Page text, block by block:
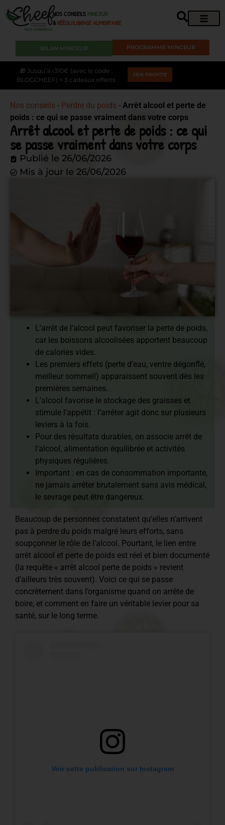
NOS CONSEILS MINCEUR
&RÉÉQUILIBRAGE ALIMENTAIRE
PROGRAMME MINCEUR
BILAN MINCEUR
🎁 Jusqu’à -310€ (avec le code :
BLOGCHEEF) + 3 cadeaux offerts
J'EN PROFITE
Nos conseils - Perdre du poids - Arrêt alcool et perte de
poids : ce qui se passe vraiment dans votre corps
Arrêt alcool et perte de poids : ce qui
se passe vraiment dans votre corps
Publié le 26/06/2026
Mis à jour le 26/06/2026
L’arrêt de l’alcool peut favoriser la perte de poids,
car les boissons alcoolisées apportent beaucoup
de calories vides.
Les premiers effets (perte d’eau, ventre dégonflé,
meilleur sommeil) apparaissent souvent dès les
premières semaines.
L’alcool favorise le stockage des graisses et
stimule l’appétit : l’arrêter agit donc sur plusieurs
leviers à la fois.
Pour des résultats durables, on associe arrêt de
l’alcool, alimentation équilibrée et activités
physiques régulières.
Important : en cas de consommation importante,
ne jamais arrêter brutalement sans avis médical,
le sevrage peut être dangereux.
Beaucoup de personnes constatent qu’elles n’arrivent
pas à perdre du poids malgré leurs efforts, sans
soupçonner le rôle de l’alcool. Pourtant, le lien entre
arrêt alcool et perte de poids est réel et bien documenté
(la requête « arrêt alcool perte de poids » revient
d’ailleurs très souvent). Voici ce qui se passe
concrètement dans l’organisme quand on arrête de
boire, et comment en faire un véritable levier pour sa
santé, sur le long terme.
Voir cette publication sur Instagram